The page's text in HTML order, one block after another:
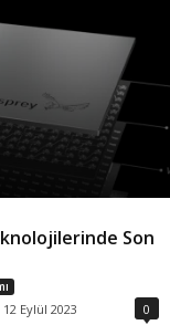
Son
12 Eylül 2023 0